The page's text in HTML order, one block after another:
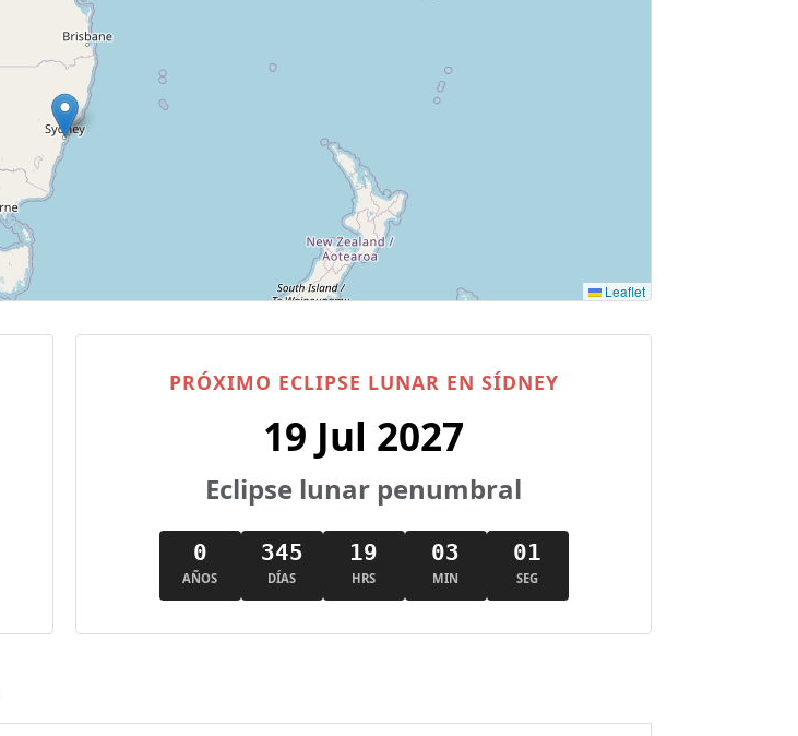
Leaflet
PRÓXIMO ECLIPSE LUNAR EN SÍDNEY
19 Jul 2027
Eclipse lunar penumbral
0
AÑOS
345
DÍAS
19
HRS
03
MIN
01
SEG